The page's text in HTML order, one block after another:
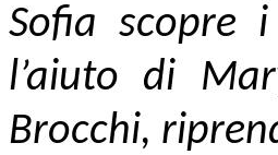
Sofia scopre
l’aiuto di
Brocchi,